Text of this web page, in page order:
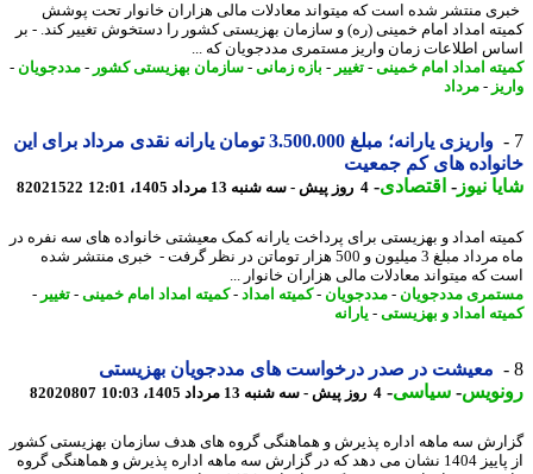
منتشر شده است که میتواند معادلات مالی هزاران خانوار تحت پوشش
امداد امام خمینی (ره) و سازمان بهزیستی کشور را دستخوش تغییر کند. - بر
اطلاعات زمان واریز مستمری مددجویان که ...
امداد امام خمینی-تغییر-بازه زمانی-سازمان بهزیستی کشور-مددجویان-
- مرداد
واریزی یارانه؛ مبلغ 3.500.000 تومان یارانه نقدی مرداد برای این
های کم جمعیت
نیوز-اقتصادی-4 روز پیش - سه شنبه 13 مرداد 1405، 12:01 82021522
امداد و بهزیستی برای پرداخت یارانه کمک معیشتی خانواده های سه نفره در
ماه مرداد مبلغ 3 میلیون و 500 هزار توماتن در نظر گرفت - خبری منتشر شده
که میتواند معادلات مالی هزاران خانوار ...
مددجویان-مددجویان-کمیته امداد -کمیته امداد امام خمینی-تغییر-
امداد و بهزیستی-یارانه
معیشت در صدر درخواست های مددجویان بهزیستی
-سیاسی-4 روز پیش - سه شنبه 13 مرداد 1405، 10:03 82020807
سه ماهه اداره پذیرش و هماهنگی گروه های هدف سازمان بهزیستی کشور
از پاییز 1404 نشان می دهد که در گزارش سه ماهه اداره پذیرش و هماهنگی گروه